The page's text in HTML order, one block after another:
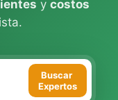
y costos
Buscar
Expertos